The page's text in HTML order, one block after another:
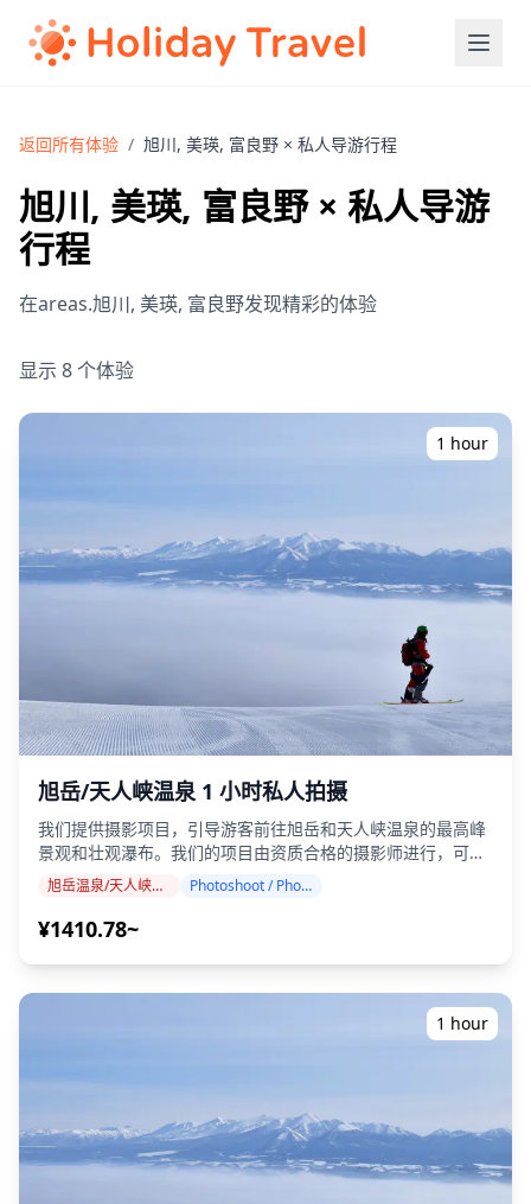
返回所有体验 / 旭川, 美瑛, 富良野 × 私人导游行程
旭川, 美瑛, 富良野 × 私人导游
行程
在areas.旭川, 美瑛, 富良野发现精彩的体验
显示 8 个体验
1 hour
旭岳/天人峡温泉 1 小时私人拍摄
我们提供摄影项目，引导游客前往旭岳和天人峡温泉的最高峰
景观和壮观瀑布。我们的项目由资质合格的摄影师进行，可根
据您的旅行日程进行调整，捕捉旭岳（北海道最高峰，海拔
色彩的自然构图。 摄影服务可在旭岳温泉/天人峡温泉的任何
日语的摄影师。 原始的 100 多张照片文件将在一周内交付，
您可以选择您最喜欢的 10 张照片进行重新交付。我们将对照
片进行校正，以唤起戏剧性的高海拔氛围，如果需要，还可以
在预定日期前 3 天预测拍摄地点会下雨，或者在拍摄当天意外
下雨，则有三个选择：(1) 重新安排日期和时间，(2) 更改地
点，或 (3) 取消拍摄。 ![]
(https://assets.hldycdn.com/24515ca5-dacc-4211-af77-
旭岳温泉/天人峡温泉 Photoshoot / Photo tour
¥1410.78~
1 hour